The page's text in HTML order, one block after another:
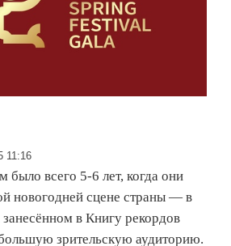
11:16
всего 5-6 лет, когда они
новогодней сцене страны — в
в Книгу рекордов
зрительскую аудиторию.